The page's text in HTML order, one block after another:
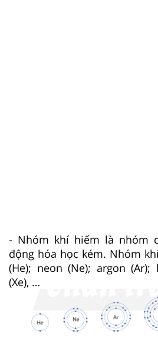
- Nhóm khí hiếm là nhóm
động hóa học kém. Nhóm
(He); neon (Ne); argon (Ar);
(Xe), …